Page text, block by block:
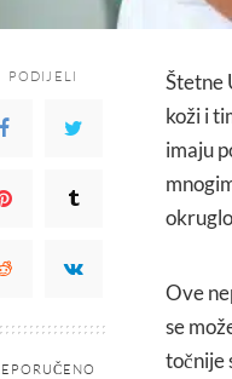
PODIJELI
Štetne
koži i
imaju
Ove
se
točnije